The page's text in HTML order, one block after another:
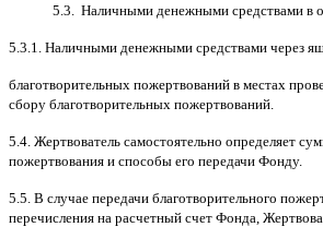
5.3. Наличными денежными средствами в
5.3.1. Наличными денежными средствами через
благотворительных пожертвований в местах
сбору благотворительных пожертвований
5.4. Жертвователь самостоятельно определяет
пожертвования и способы его передачи Фонду.
5.5. B случае передачи благотворительного
перечисления на расчетный счет Фонда